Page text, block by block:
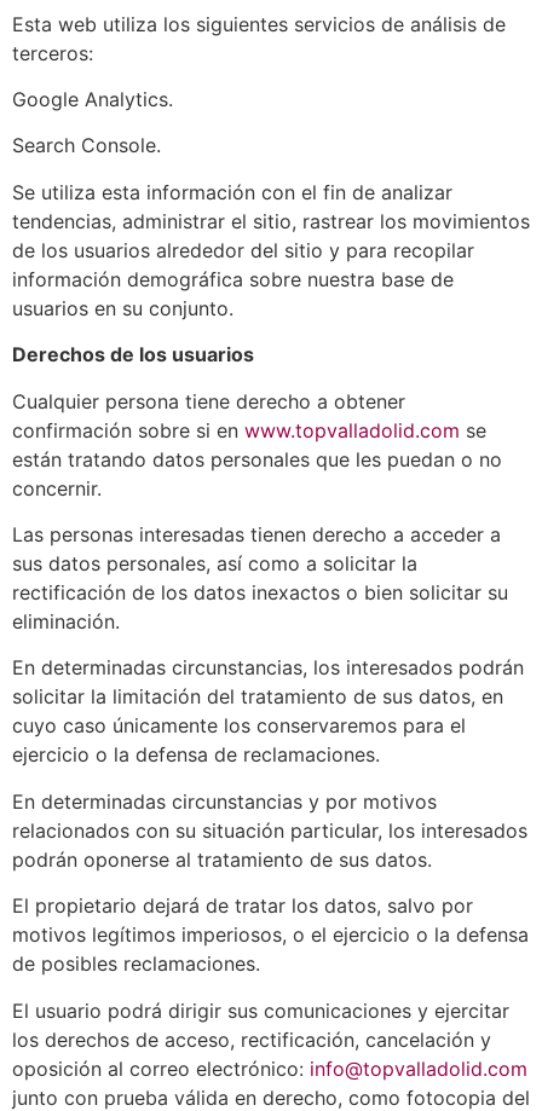
Esta web utiliza los siguientes servicios de análisis de
terceros:
Google Analytics.
Search Console.
Se utiliza esta información con el fin de analizar
tendencias, administrar el sitio, rastrear los movimientos
de los usuarios alrededor del sitio y para recopilar
información demográfica sobre nuestra base de
usuarios en su conjunto.
Derechos de los usuarios
Cualquier persona tiene derecho a obtener
confirmación sobre si en www.topvalladolid.com se
están tratando datos personales que les puedan o no
concernir.
Las personas interesadas tienen derecho a acceder a
sus datos personales, así como a solicitar la
rectificación de los datos inexactos o bien solicitar su
eliminación.
En determinadas circunstancias, los interesados podrán
solicitar la limitación del tratamiento de sus datos, en
cuyo caso únicamente los conservaremos para el
ejercicio o la defensa de reclamaciones.
En determinadas circunstancias y por motivos
relacionados con su situación particular, los interesados
podrán oponerse al tratamiento de sus datos.
El propietario dejará de tratar los datos, salvo por
motivos legítimos imperiosos, o el ejercicio o la defensa
de posibles reclamaciones.
El usuario podrá dirigir sus comunicaciones y ejercitar
los derechos de acceso, rectificación, cancelación y
oposición al correo electrónico: info@topvalladolid.com
junto con prueba válida en derecho, como fotocopia del